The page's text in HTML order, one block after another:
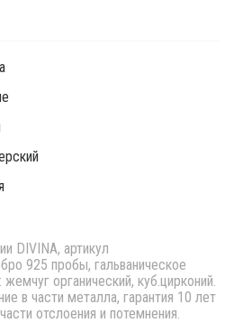
DIVINA, артикул
925 пробы, гальваническое
органический, куб.цирконий.
в части металла, гарантия 10 лет
отслоения и потемнения.